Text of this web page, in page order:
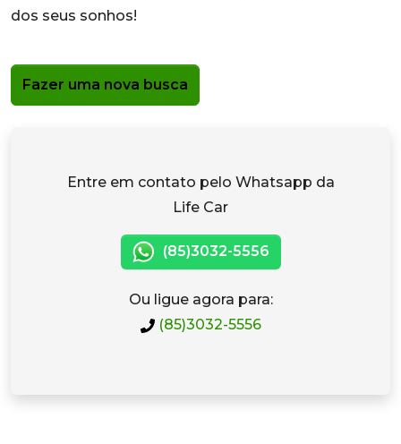
dos seus sonhos!
Fazer uma nova busca
Entre em contato pelo Whatsapp da
Life Car
(85)3032-5556
Ou ligue agora para:
(85)3032-5556